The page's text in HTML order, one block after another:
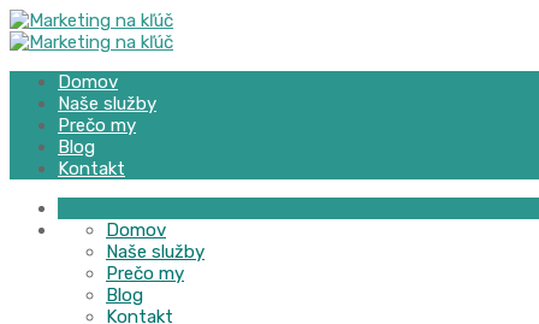
Domov
Naše služby
Prečo my
Blog
Kontakt
Domov
Naše služby
Prečo my
Blog
Kontakt